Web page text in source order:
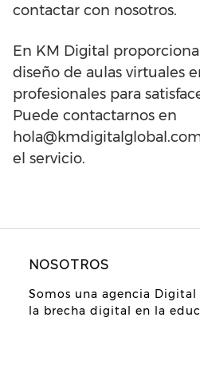
contactar con nosotros.
En KM Digital
diseño de aulas virtuales
profesionales para
Puede contactarnos en
el servicio.
NOSOTROS
Somos una agencia
la brecha digital en la